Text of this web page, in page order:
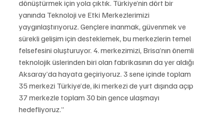
dönüştürmek için yola çıktık. Türkiye’nin dört bir
yanında Teknoloji ve Etki Merkezlerimizi
yaygınlaştırıyoruz. Gençlere inanmak, güvenmek ve
sürekli gelişim için desteklemek, bu merkezlerin temel
felsefesini oluşturuyor. 4. merkezimizi, Brisa’nın önemli
teknolojik üslerinden biri olan fabrikasının da yer aldığı
Aksaray’da hayata geçiriyoruz. 3 sene içinde toplam
35 merkezi Türkiye’de, iki merkezi de yurt dışında açıp
37 merkezle toplam 30 bin gence ulaşmayı
hedefliyoruz.”